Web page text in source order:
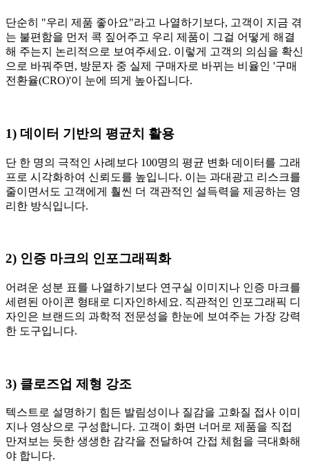
단순히 "우리 제품 좋아요"라고 나열하기보다, 고객이 지금 겪
는 불편함을 먼저 콕 짚어주고 우리 제품이 그걸 어떻게 해결
해 주는지 논리적으로 보여주세요. 이렇게 고객의 의심을 확신
으로 바꿔주면, 방문자 중 실제 구매자로 바뀌는 비율인 '구매
전환율(CRO)'이 눈에 띄게 높아집니다.
1) 데이터 기반의 평균치 활용
단 한 명의 극적인 사례보다 100명의 평균 변화 데이터를 그래
프로 시각화하여 신뢰도를 높입니다. 이는 과대광고 리스크를
줄이면서도 고객에게 훨씬 더 객관적인 설득력을 제공하는 영
리한 방식입니다.
2) 인증 마크의 인포그래픽화
어려운 성분 표를 나열하기보다 연구실 이미지나 인증 마크를
세련된 아이콘 형태로 디자인하세요. 직관적인 인포그래픽 디
자인은 브랜드의 과학적 전문성을 한눈에 보여주는 가장 강력
한 도구입니다.
3) 클로즈업 제형 강조
텍스트로 설명하기 힘든 발림성이나 질감을 고화질 접사 이미
지나 영상으로 구성합니다. 고객이 화면 너머로 제품을 직접
만져보는 듯한 생생한 감각을 전달하여 간접 체험을 극대화해
야 합니다.